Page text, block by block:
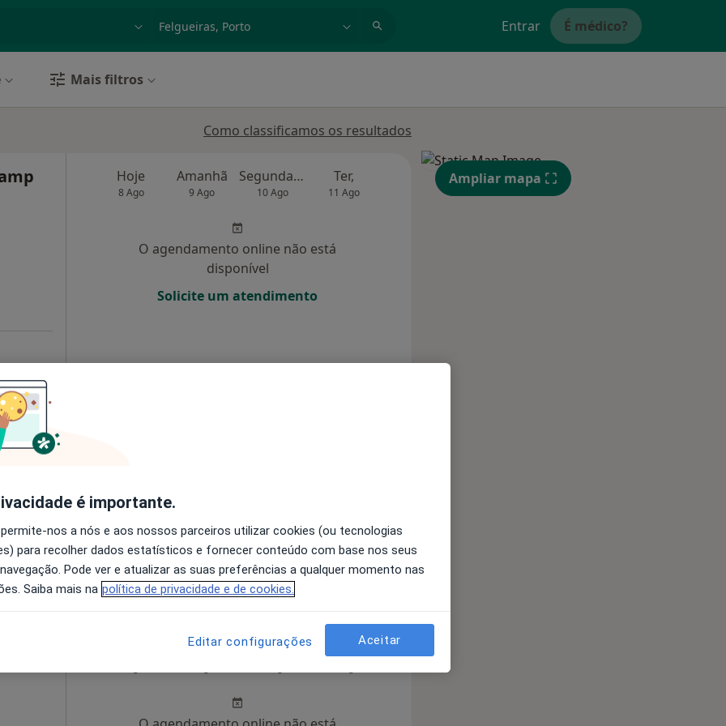
Entrar É médico?
Mais filtros
Como classificamos os resultados
Hoje
8 Ago
Amanhã
9 Ago
Segunda-feira
10 Ago
Ter,
11 Ago
Qui, Sex,
14 Ago
O agendamento online não está
disponível
Solicite um atendimento
Guimarães •
255 €
O agendamento online não está
Solicite um atendimento
Amanhã Segunda-feira
Ampliar mapa
é importante.
nos a nós e aos nossos parceiros utilizar cookies (ou tecnologias
para recolher dados estatísticos e fornecer conteúdo com base nos seus
Pode ver e atualizar as suas preferências a qualquer momento nas
Saiba mais na política de privacidade e de cookies.
Editar configurações Aceitar